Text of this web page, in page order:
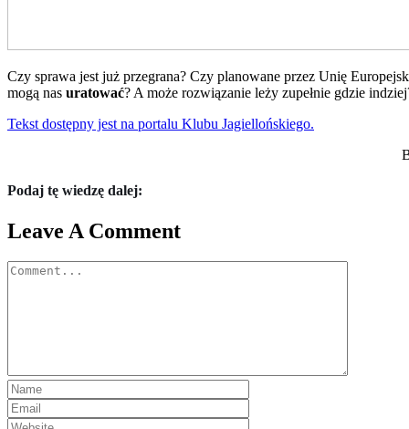
Czy sprawa jest już przegrana? Czy planowane przez Unię
mogą nas uratować? A może rozwiązanie leży zupełnie gdzie
Tekst dostępny jest na portalu Klubu Jagiellońskiego.
Podaj tę wiedzę dalej:
Leave A Comment
Comment